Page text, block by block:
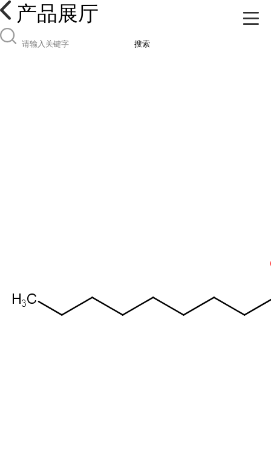
产品展厅
搜索